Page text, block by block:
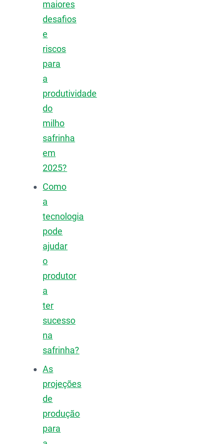
maiores
desafios
e
riscos
para
a
produtividade
do
milho
safrinha
em
2025?
Como
a
tecnologia
pode
ajudar
o
produtor
a
ter
sucesso
na
safrinha?
As
projeções
de
produção
para